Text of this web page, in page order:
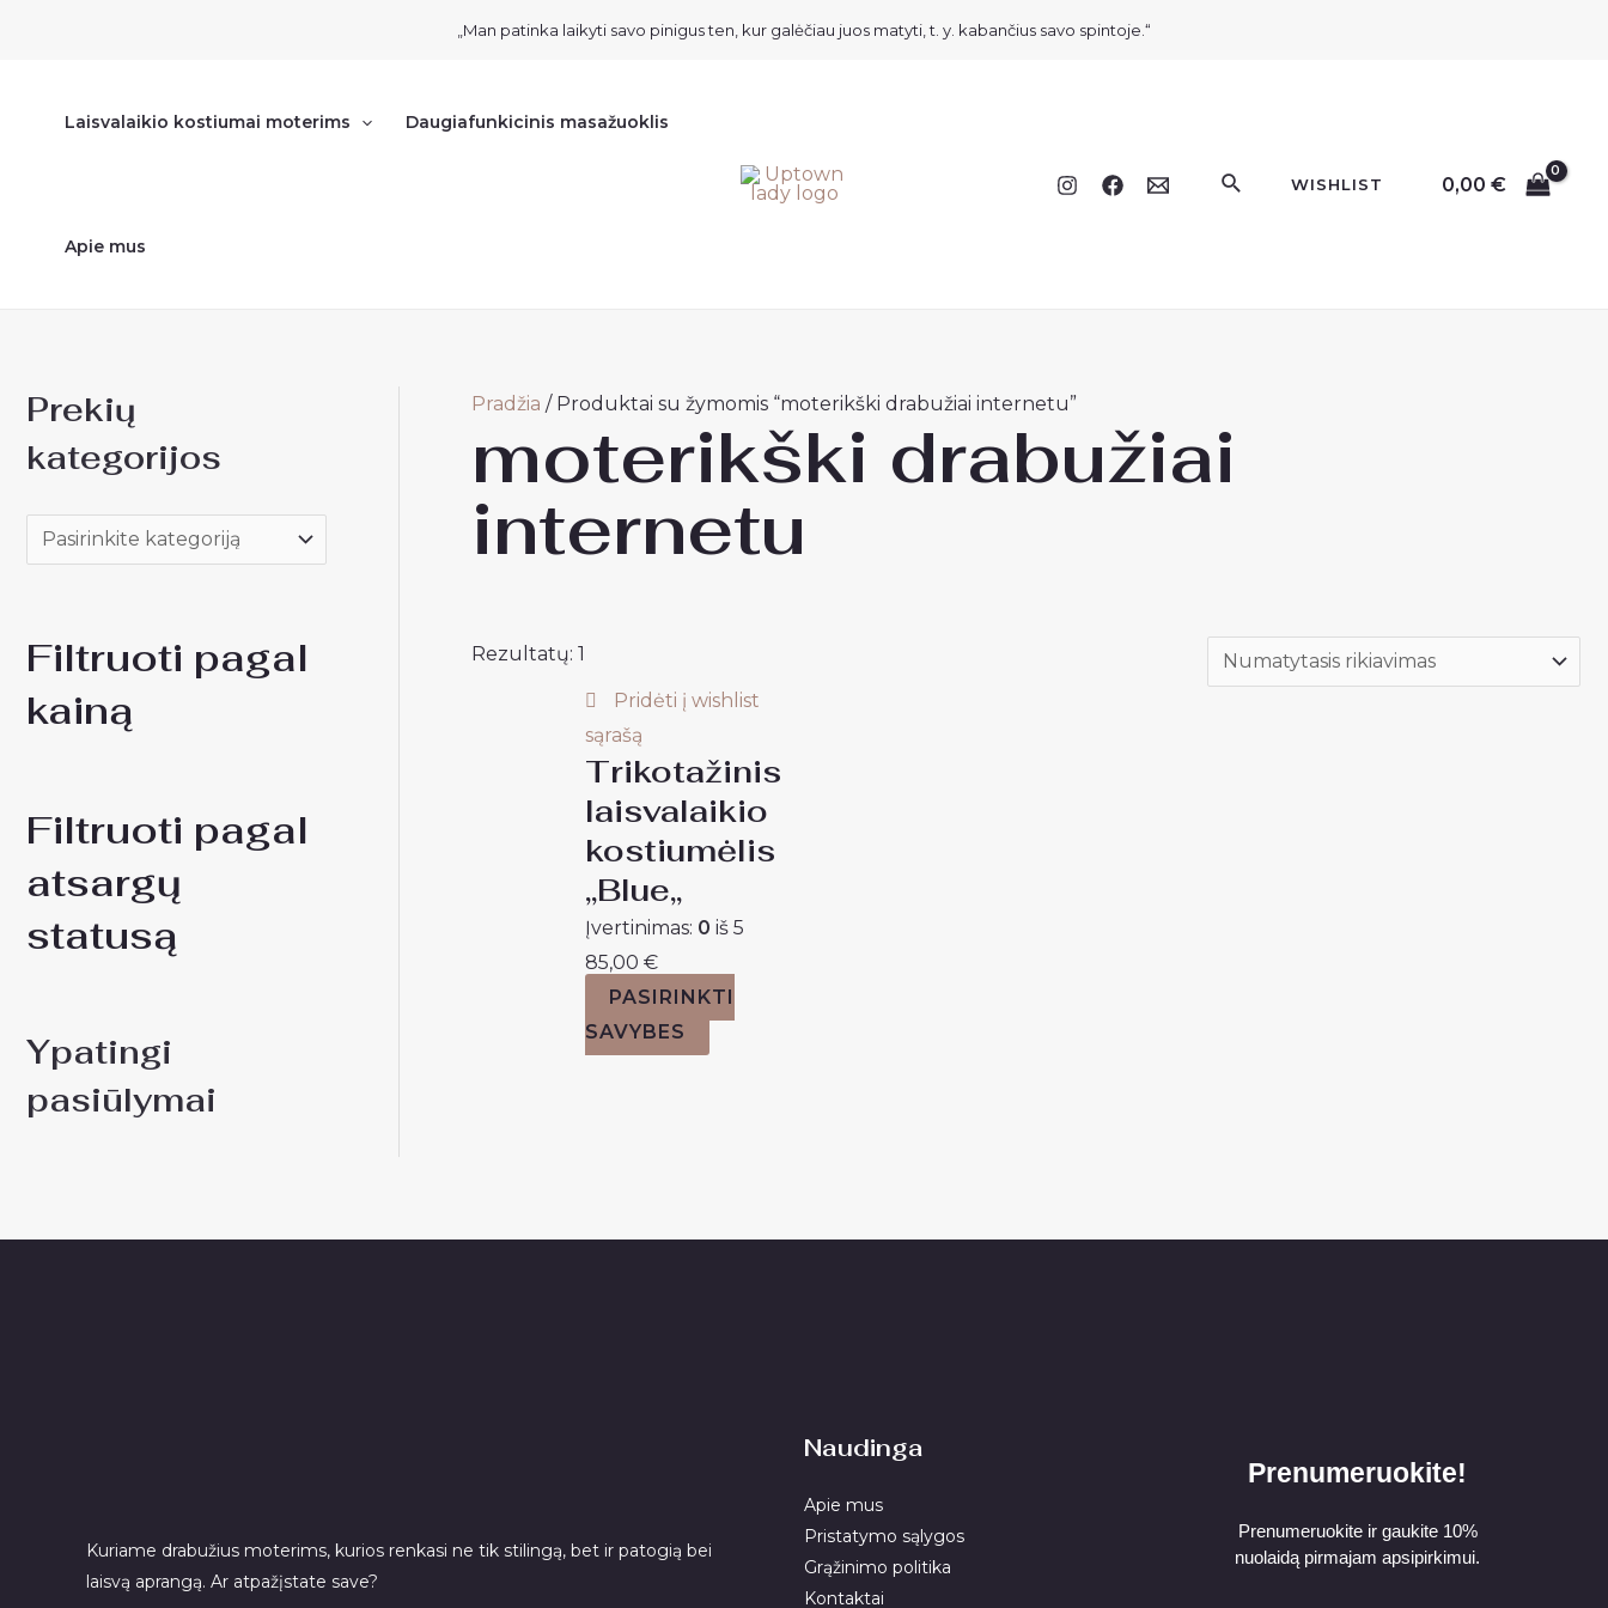
„Man patinka laikyti savo pinigus ten, kur galėčiau juos matyti, t. y. kabančius savo spintoje.“
Laisvalaikio kostiumai moterims Daugiafunkicinis masažuoklis
Apie mus
PaieškaWISHLIST 0,00 €
Prekių
kategorijos
Filtruoti pagal
kainą
Filtruoti pagal
atsargų
statusą
Ypatingi
pasiūlymai
Pradžia / Produktai su žymomis “moterikški drabužiai internetu”
moterikški drabužiai
internetu
Rezultatų: 1
Pridėti į wishlist
sąrašą
Trikotažinis
laisvalaikio
kostiumėlis
,,Blue,,
Įvertinimas: 0 iš 5
85,00 €
PASIRINKTI
SAVYBES
Kuriame drabužius moterims, kurios renkasi ne tik stilingą, bet ir patogią bei
laisvą aprangą. Ar atpažįstate save?
Naudinga
Apie mus
Pristatymo sąlygos
Grąžinimo politika
Kontaktai
Prenumeruokite!
Prenumeruokite ir gaukite 10%
nuolaidą pirmajam apsipirkimui.